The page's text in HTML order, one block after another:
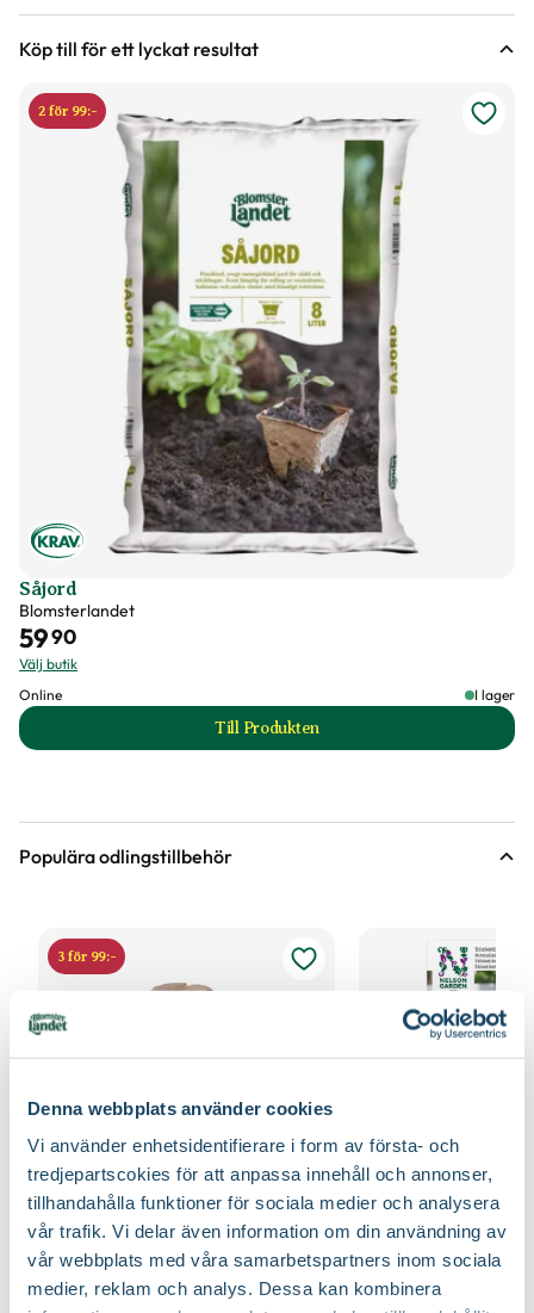
Denna webbplats använder cookies
Vi använder enhetsidentifierare i form av första- och
tredjepartscokies för att anpassa innehåll och annonser,
tillhandahålla funktioner för sociala medier och analysera
vår trafik. Vi delar även information om din användning av
vår webbplats med våra samarbetspartners inom sociala
medier, reklam och analys. Dessa kan kombinera
Förväntad sluthöjd 40 - 50 cm
Blomfärg Vit
Grön
Juni, Juli, Augusti, September, Oktober
Förpackningsantal 50 st i förpackningen
Impecta
Köp till för ett lyckat resultat
2 för 99:-
Såjord
Blomsterlandet
5990
Välj butik
Online
I lager
Till Produkten
till Såjord produktsida
Populära odlingstillbehör
3 för 99:-
Fiberpots / Fiberkruka
Nelson Garden
3990
Sticketikett färg
Nelson Garden